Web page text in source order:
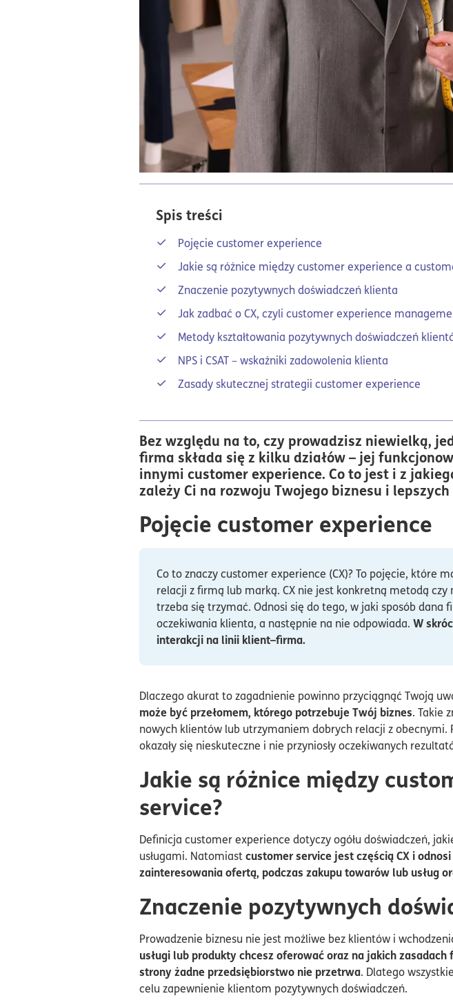
Spis treści
Pojęcie customer experience
Jakie są różnice między customer experience a
Znaczenie pozytywnych doświadczeń klienta
Jak zadbać o CX, czyli customer experience
Metody kształtowania pozytywnych doświadczeń
NPS i CSAT – wskaźniki zadowolenia klienta
Zasady skutecznej strategii customer experience
Bez względu na to, czy prowadzisz niewielką,
firma składa się z kilku działów – jej
innymi customer experience. Co to jest i z
zależy Ci na rozwoju Twojego biznesu i
Pojęcie customer experience
Co to znaczy customer experience (CX)? To pojęcie, które
relacji z firmą lub marką. CX nie jest konkretną metodą
trzeba się trzymać. Odnosi się do tego, w jaki sposób dana
oczekiwania klienta, a następnie na nie odpowiada. W
interakcji na linii klient–firma.
Dlaczego akurat to zagadnienie powinno przyciągnąć Twoją
może być przełomem, którego potrzebuje Twój biznes. Takie
nowych klientów lub utrzymaniem dobrych relacji z obecnymi.
okazały się nieskuteczne i nie przyniosły oczekiwanych
Jakie są różnice między
service?
Definicja customer experience dotyczy ogółu doświadczeń,
usługami. Natomiastcustomer service jest częścią CX i
zainteresowania ofertą, podczas zakupu towarów lub usług
Znaczenie pozytywnych
Prowadzenie biznesu nie jest możliwe bez klientów i
usługi lub produkty chcesz oferować oraz na jakich
strony żadne przedsiębiorstwo nie przetrwa. Dlatego
celu zapewnienie klientom pozytywnych doświadczeń.